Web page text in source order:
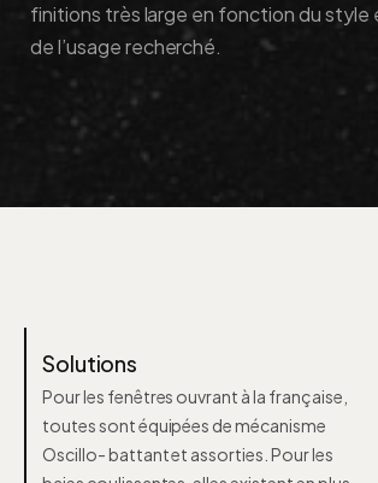
finitions très large en fonction du style
de l’usage recherché.
Solutions
Pour les fenêtres ouvrant à la française,
toutes sont équipées de mécanisme
Oscillo- battant et assorties. Pour les